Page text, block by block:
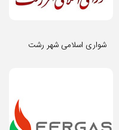
شواری اسلامی شهر رشت